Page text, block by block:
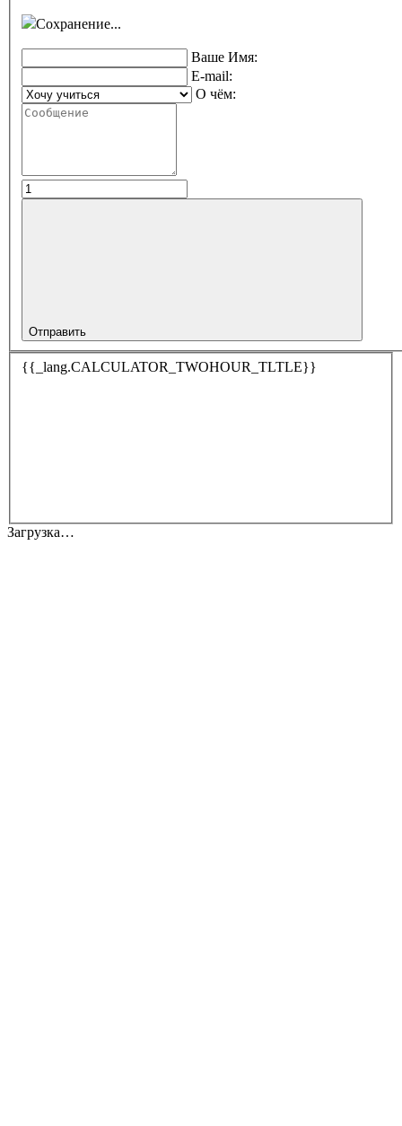
Сохранение...
Ваше Имя:
E-mail:
О чём:
Отправить
{{_lang.CALCULATOR_TWOHOUR_TLTLE}}
Загрузка…